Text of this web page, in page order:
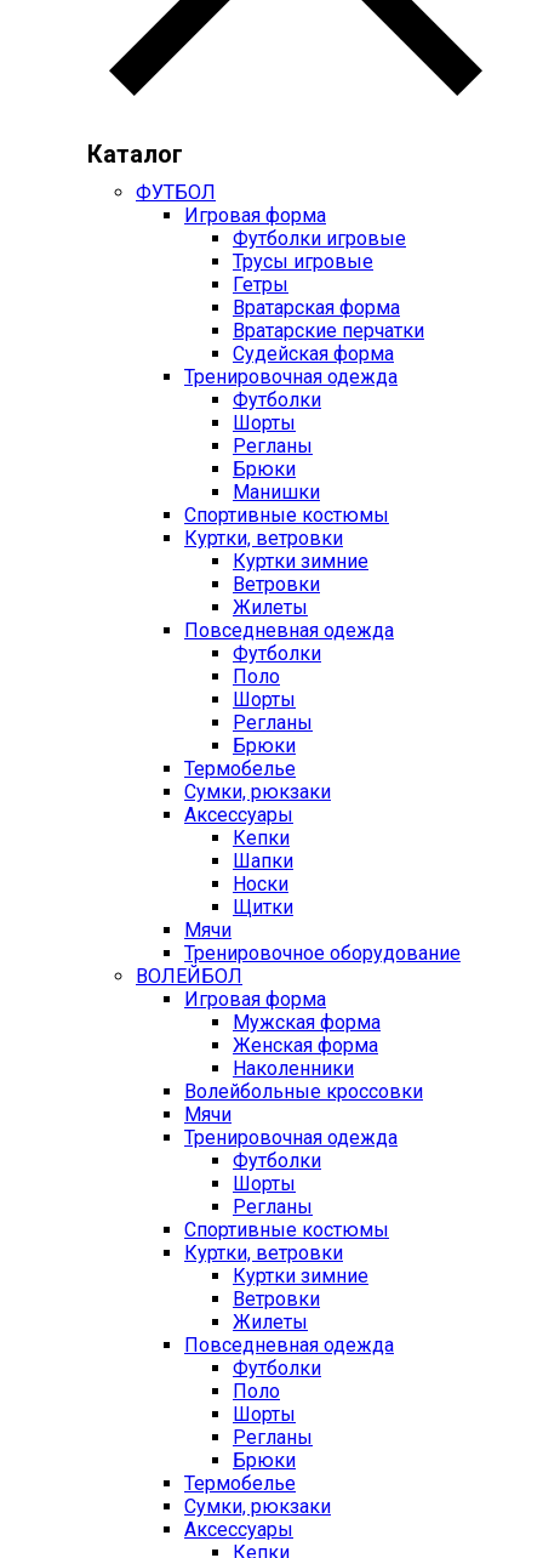
Каталог
ФУТБОЛ
Игровая форма
Футболки игровые
Трусы игровые
Гетры
Вратарская форма
Вратарские перчатки
Судейская форма
Тренировочная одежда
Футболки
Шорты
Регланы
Брюки
Манишки
Спортивные костюмы
Куртки, ветровки
Куртки зимние
Ветровки
Жилеты
Повседневная одежда
Футболки
Поло
Шорты
Регланы
Брюки
Термобелье
Сумки, рюкзаки
Аксессуары
Кепки
Шапки
Носки
Щитки
Мячи
Тренировочное оборудование
ВОЛЕЙБОЛ
Игровая форма
Мужская форма
Женская форма
Наколенники
Волейбольные кроссовки
Мячи
Тренировочная одежда
Футболки
Шорты
Регланы
Спортивные костюмы
Куртки, ветровки
Куртки зимние
Ветровки
Жилеты
Повседневная одежда
Футболки
Поло
Шорты
Регланы
Брюки
Термобелье
Сумки, рюкзаки
Аксессуары
Кепки